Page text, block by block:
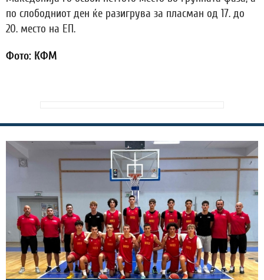
по слободниот ден ќе разигрува за пласман од 17. до
20. место на ЕП.
Фото: КФМ